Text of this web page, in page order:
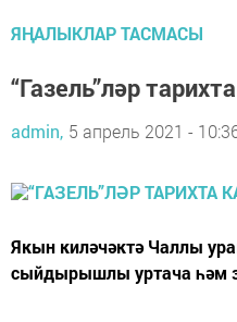
ЯҢАЛЫКЛАР ТАСМАСЫ
“Газель”ләр
admin, 5 апрель 2021 -
Якын киләчәктә Чаллы
сыйдырышлы уртача һәм